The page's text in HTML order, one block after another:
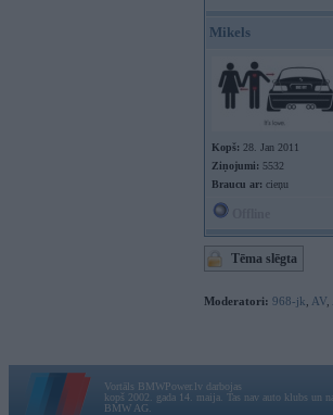
Mikels
Kopš: 28. Jan 2011
Ziņojumi: 5532
Braucu ar: cieņu
Tēma slēgta
Moderatori: 968-jk AV
Vortāls BMWPower.lv darbojas
kopš 2002. gada 14. maija. Tas nav auto klubs un
BMW AG.